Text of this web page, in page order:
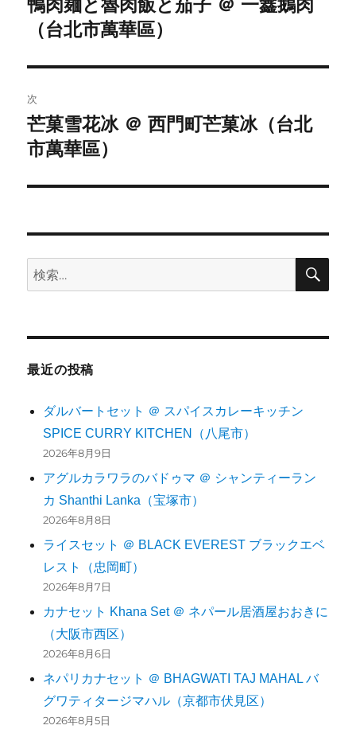
ナ
ビ
ゲ
ー
シ
ン
前
の
稿:
鴨肉麺と魯肉飯と茄子 ＠ 一鑫鵝肉
（台北市萬華區）
次
次
の
稿:
芒菓雪花冰 ＠ 西門町芒菓冰（台北
市萬華區）
検
索:
検
最近の投稿
ダルバートセット ＠ スパイスカレーキッチン
SPICE CURRY KITCHEN（八尾市）
2026年8月9日
アグルカラワラのバドゥマ ＠ シャンティーラン
カ Shanthi Lanka（宝塚市）
2026年8月8日
ライスセット ＠ BLACK EVEREST ブラックエベ
レスト（忠岡町）
2026年8月7日
カナセット Khana Set ＠ ネパール居酒屋おおきに
（大阪市西区）
2026年8月6日
ネパリカナセット ＠ BHAGWATI TAJ MAHAL バ
グワティタージマハル（京都市伏見区）
2026年8月5日